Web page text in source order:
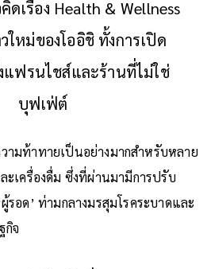
เรื่อง Health & Wellness
ใหม่ของโออิชิ ทั้งการเปิด
แฟรนไชส์และร้านที่ไม่ใช่
บุฟเฟ่ต์
มท้าทายเป็นอย่างมากสำหรับหลาย
ะเครื่องดื่ม ซึ่งที่ผ่านมามีการปรับ
รอด’ ท่ามกลางมรสุมโรคระบาดและ
กิจ